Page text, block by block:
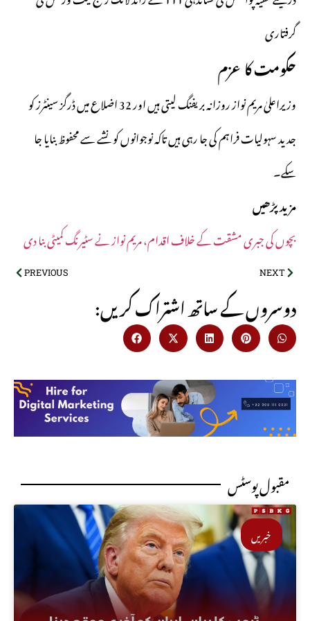
گرفتاری
حکومت کا عزم
وزیراعلیٰ مریم نواز روزانہ بریفنگ لیتی ہیں اور 32 اضلاع میں ڈرگز سینٹرز کو
جدید سہولیات فراہم کی جا رہی ہیں تاکہ نوجوانوں کو نشے سے محفوظ بنایا جا
سکے۔
مزید پڑھیں
بچوں کی جبری مشقت کے خلاف اقدام، مریم نواز نے سٹیرنگ کمیٹی بنا دی
PREVIOUS NEXT
:دوسروں کے ساتھ اشتراک کریں
مقبول پوسٹس
خبریں